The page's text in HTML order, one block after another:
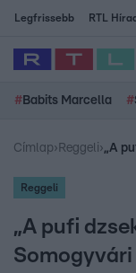
Legfrissebb RTL
# Babits Marcella #
Címlap› Reggeli›
Reggeli
„A pufi